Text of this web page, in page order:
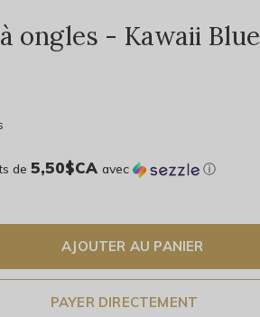
ongles - Kawaii Blue
de 5,50$CA avec ⓘ
AJOUTER AU PANIER
PAYER DIRECTEMENT